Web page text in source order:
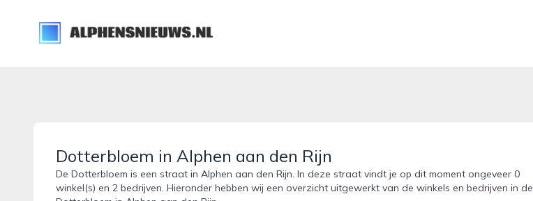
alphensnieuws.nl
Dotterbloem in Alphen aan den Rijn
De Dotterbloem is een straat in Alphen aan den Rijn. In deze straat vindt je op dit moment ongeveer 0
winkel(s) en 2 bedrijven. Hieronder hebben wij een overzicht uitgewerkt van de winkels en bedrijven in de